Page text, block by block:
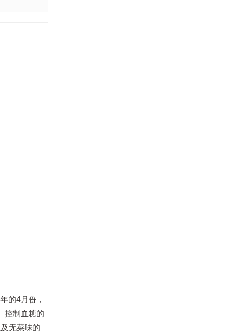
的4月份，
控制血糖的
无菜味的